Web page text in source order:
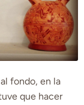
fondo, en la
que hacer